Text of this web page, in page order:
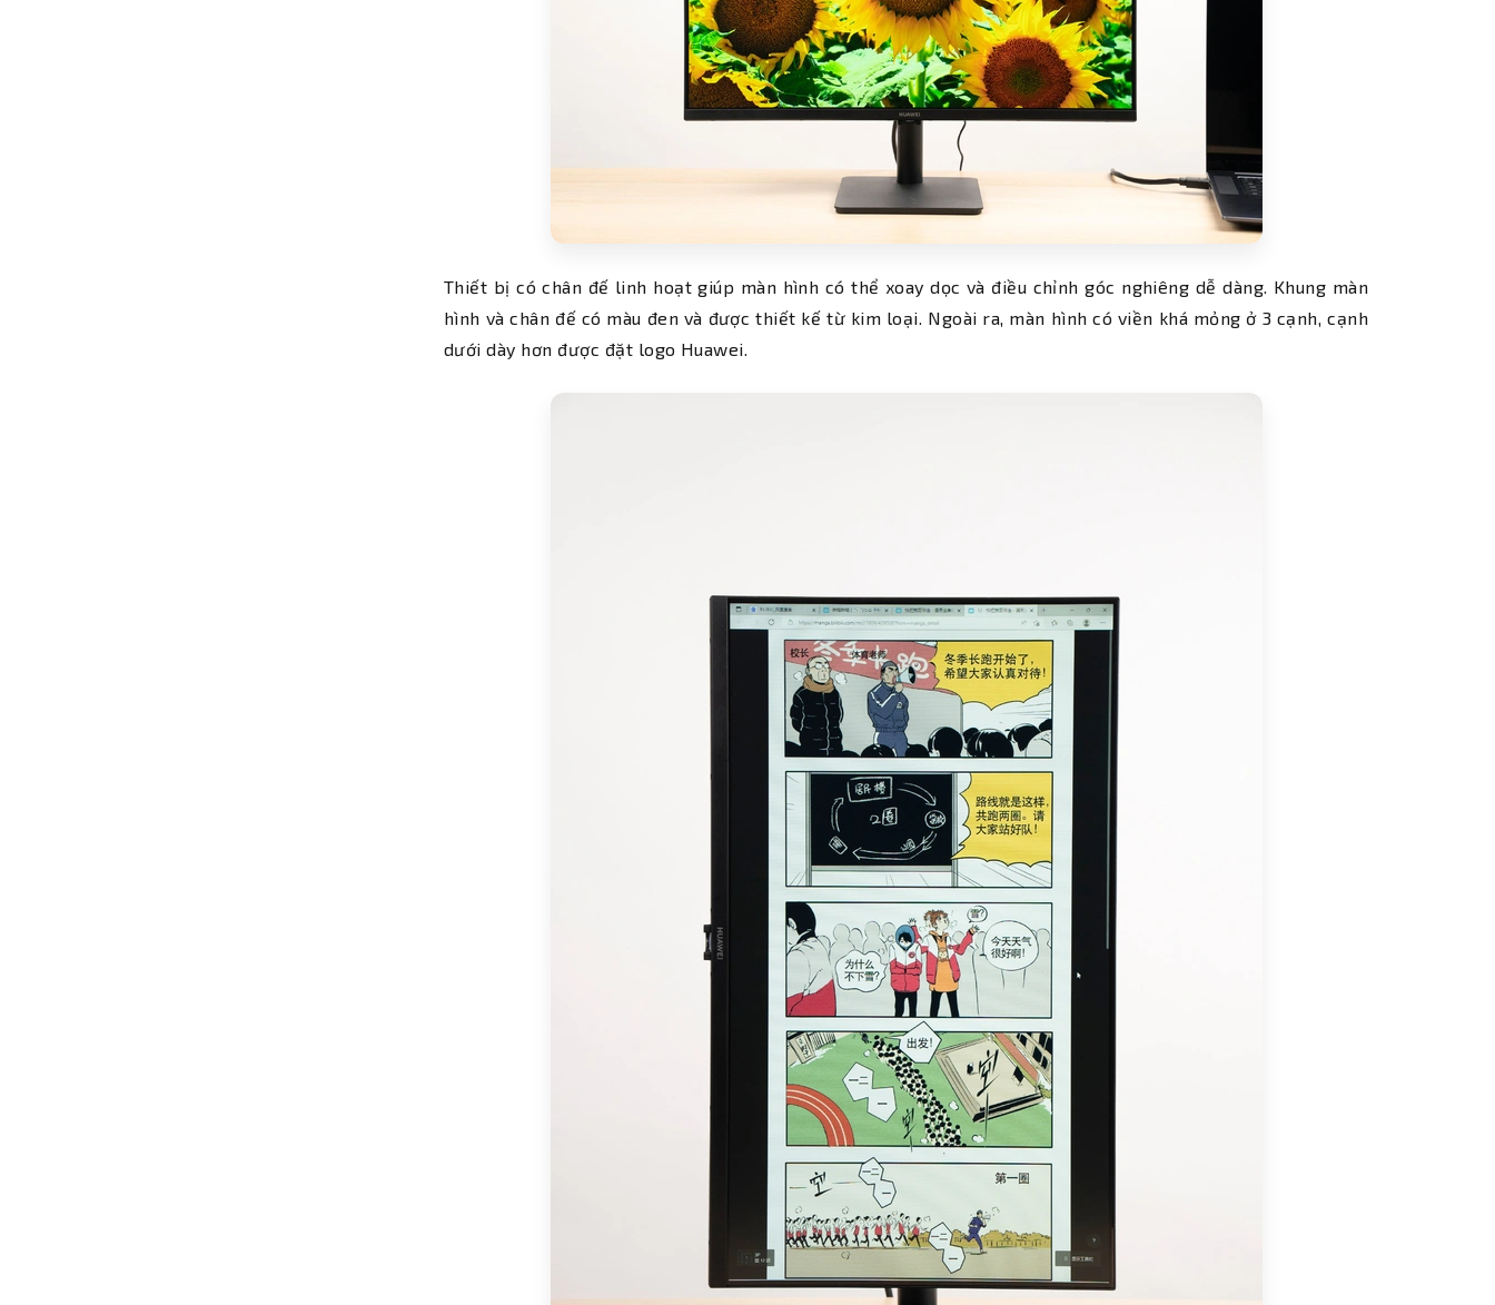
Thiết bị có chân đế linh hoạt giúp màn hình có thể xoay dọc và điều chỉnh góc nghiêng dễ dàng. Khung màn
hình và chân đế có màu đen và được thiết kế từ kim loại. Ngoài ra, màn hình có viền khá mỏng ở 3 cạnh, cạnh
dưới dày hơn được đặt logo Huawei.